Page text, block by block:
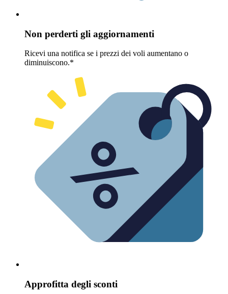
Non perderti gli aggiornamenti
Ricevi una notifica se i prezzi dei voli aumentano o
diminuiscono.*
Approfitta degli sconti